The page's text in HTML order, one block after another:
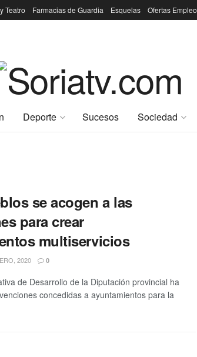
Teatro Farmacias de Guardia Esquelas Ofertas Empleo
Deporte Sucesos Sociedad
se acogen a las
para crear
multiservicios
2020 0
de Desarrollo de la Diputación provincial ha
concedidas a ayuntamientos para la